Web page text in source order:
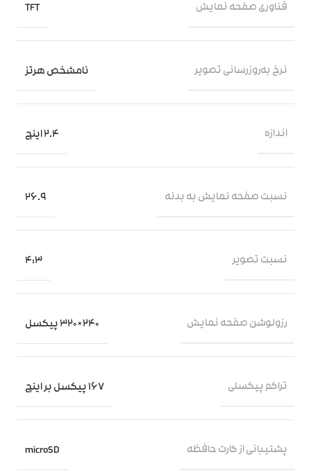
فناوری صفحه‌ نمایش TFT
نرخ به‌روزرسانی تصویر نامشخص هرتز
اندازه 2.4 اینچ
نسبت صفحه‌ نمایش به بدنه 26.9
نسبت تصویر 4:3
رزولوشن صفحه نمایش 240×320 پیکسل
تراکم پیکسلی 167 پیکسل بر اینچ
پشتیبانی از کارت حافظه microSD